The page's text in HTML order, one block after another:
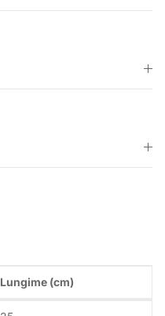
Lungime (cm)